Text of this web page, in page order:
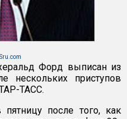
Форд выписан из
нескольких приступов
ТАСС.
после того, как